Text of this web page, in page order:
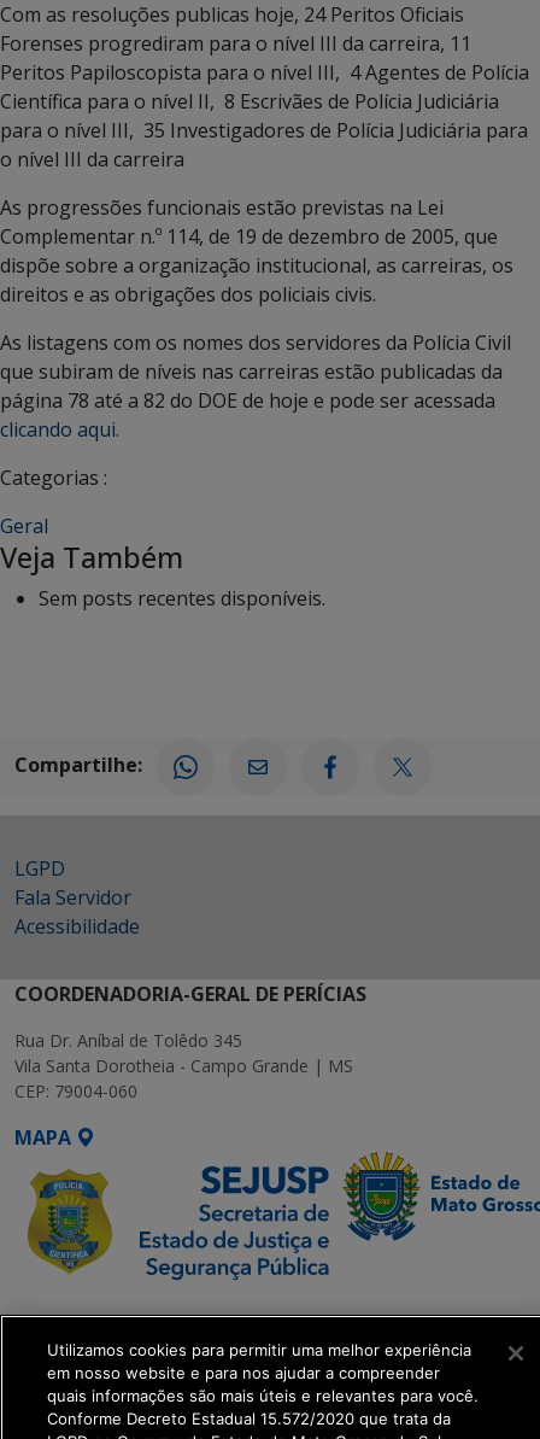
Com as resoluções publicas hoje, 24 Peritos Oficiais
Forenses progrediram para o nível III da carreira, 11
Peritos Papiloscopista para o nível III, 4 Agentes de Polícia
Científica para o nível II, 8 Escrivães de Polícia Judiciária
para o nível III, 35 Investigadores de Polícia Judiciária para
o nível III da carreira
As progressões funcionais estão previstas na Lei
Complementar n.º 114, de 19 de dezembro de 2005, que
dispõe sobre a organização institucional, as carreiras, os
direitos e as obrigações dos policiais civis.
As listagens com os nomes dos servidores da Polícia Civil
que subiram de níveis nas carreiras estão publicadas da
página 78 até a 82 do DOE de hoje e pode ser acessada
clicando aqui.
Categorias :
Geral
Veja Também
Sem posts recentes disponíveis.
Compartilhe:
LGPD
Fala Servidor
Acessibilidade
COORDENADORIA-GERAL DE PERÍCIAS
Rua Dr. Aníbal de Tolêdo 345
Vila Santa Dorotheia - Campo Grande | MS
CEP: 79004-060
MAPA
SETDIG | Secretaria-
Executiva de
Transformação Digital
get_footer();
Utilizamos cookies para permitir uma melhor experiência
em nosso website e para nos ajudar a compreender
quais informações são mais úteis e relevantes para você.
Conforme Decreto Estadual 15.572/2020 que trata da